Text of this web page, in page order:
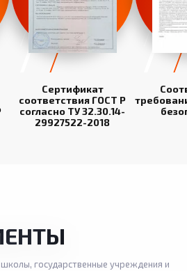
Сертификат
соответствия ГОСТ Р
согласно ТУ 32.30.14-
29927522-2018
государственные учреждения и